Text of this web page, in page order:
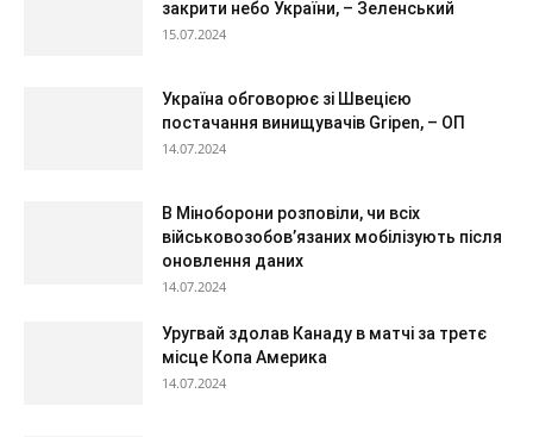
закрити небо України, – Зеленський
15.07.2024
Україна обговорює зі Швецією
постачання винищувачів Gripen, – ОП
14.07.2024
В Міноборони розповіли, чи всіх
військовозобов’язаних мобілізують після
оновлення даних
14.07.2024
Уругвай здолав Канаду в матчі за третє
місце Копа Америка
14.07.2024